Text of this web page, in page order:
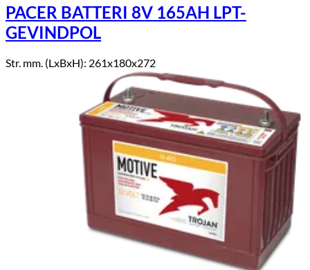
PACER BATTERI 8V 165AH LPT-
GEVINDPOL
Str. mm. (LxBxH): 261x180x272